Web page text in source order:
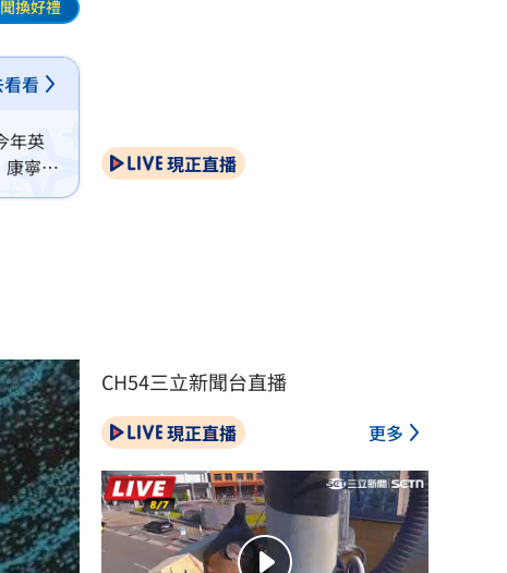
換好禮
看
年英
康寧獲
價表
現正直播
CH54三立新聞台直播
現正直播 更多